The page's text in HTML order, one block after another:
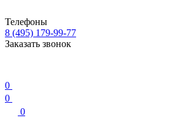
Телефоны
8 (495) 179-99-77
Заказать звонок
0
0
0